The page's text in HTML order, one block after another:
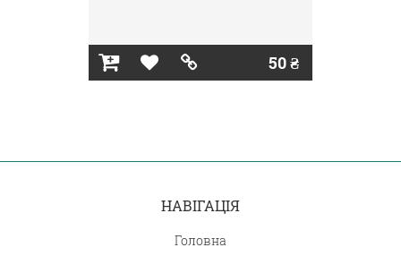
50 ₴
НАВІГАЦІЯ
Головна